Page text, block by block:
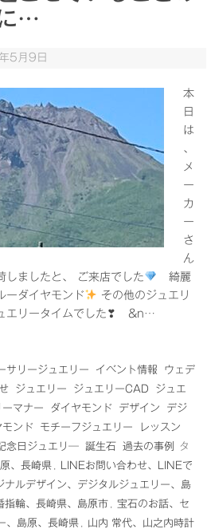
…
5月9日
本
日
は
、
メ
ー
カ
ー
さ
ん
しましたと、 ご来店でした
綺麗
ーダイヤモンド
その他のジュエリ
エリータイムでした❣ &n…
サリージュエリー イベント情報
ウェデ
ジュエリー ジュエリーCAD
ジュエ
ーマナー ダイヤモンド デザイン
デジ
モンド モチーフジュエリー
レッスン
念日ジュエリ― 誕生石 過去の事例
タ
、長崎県
LINEお問い合わせ、LINEで
ナルデザイン、デジタルジュエリー、島
指輪、長崎県、島原市
宝石のお話、セ
、島原、長崎県
山内 常代、山之内時計